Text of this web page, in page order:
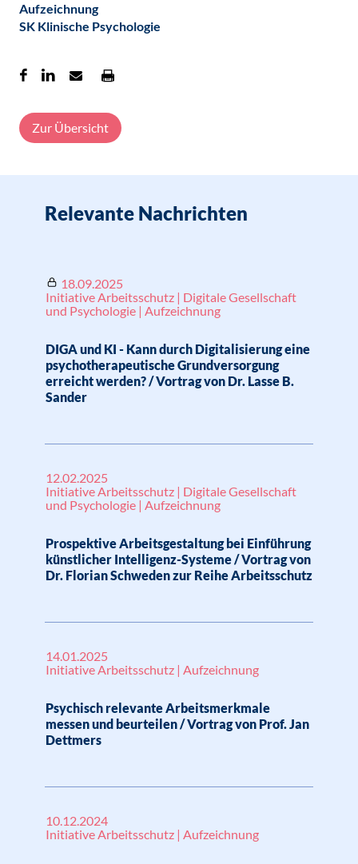
Aufzeichnung
SK Klinische Psychologie
Zur Übersicht
Relevante Nachrichten
18.09.2025
Initiative Arbeitsschutz | Digitale Gesellschaft
und Psychologie | Aufzeichnung
DIGA und KI - Kann durch Digitalisierung eine
psychotherapeutische Grundversorgung
erreicht werden? / Vortrag von Dr. Lasse B.
Sander
12.02.2025
Initiative Arbeitsschutz | Digitale Gesellschaft
und Psychologie | Aufzeichnung
Prospektive Arbeitsgestaltung bei Einführung
künstlicher Intelligenz-Systeme / Vortrag von
Dr. Florian Schweden zur Reihe Arbeitsschutz
14.01.2025
Initiative Arbeitsschutz | Aufzeichnung
Psychisch relevante Arbeitsmerkmale
messen und beurteilen / Vortrag von Prof. Jan
Dettmers
10.12.2024
Initiative Arbeitsschutz | Aufzeichnung